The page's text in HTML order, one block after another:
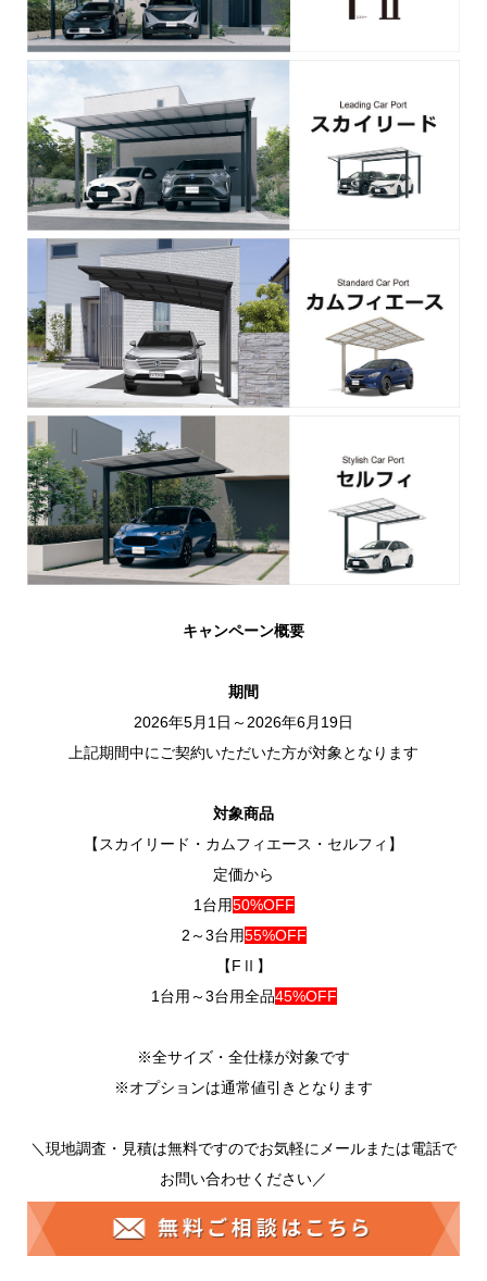
キャンペーン概要
期間
2026年5月1日～2026年6月19日
上記期間中にご契約いただいた方が対象となります
対象商品
【スカイリード・カムフィエース・セルフィ】
定価から
1台用50%OFF
2～3台用55%OFF
【FⅡ】
1台用～3台用全品45%OFF
※全サイズ・全仕様が対象です
※オプションは通常値引きとなります
＼現地調査・見積は無料ですのでお気軽にメールまたは電話で
お問い合わせください／